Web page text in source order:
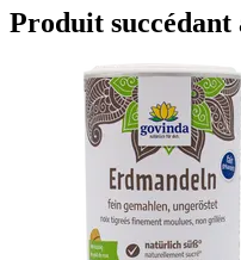
Produit